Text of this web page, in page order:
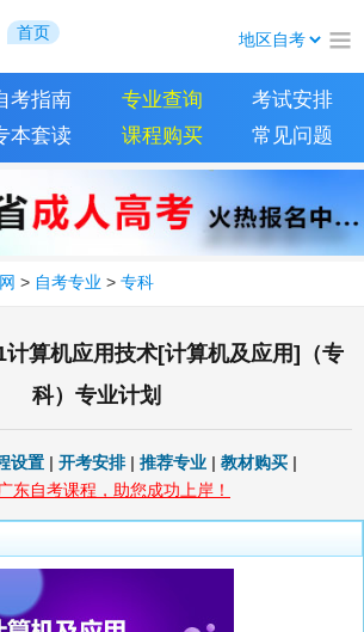
首页
考指南 专业查询
考试安排
本套读 课程购买 常见问题
> 自考专业 > 专科
计算机应用技术[计算机及应用]（专
科）专业计划
设置 | 开考安排| 推荐专业 | 教材购买 |
东自考课程，助您成功上岸！